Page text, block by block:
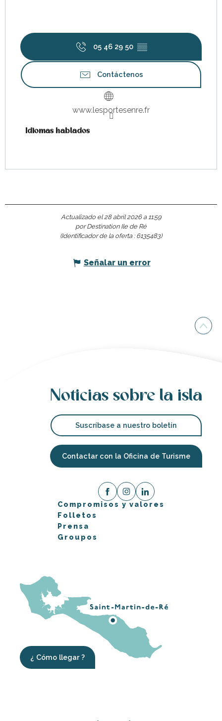
05 46 29 50 ▒▒
Contáctenos
www.lesportesenre.fr
Idiomas hablados
Idiomas hablados
Actualizado el 28 abril 2026 a 11:59
por Destination Ile de Ré
(Identificador de la oferta : 6135483)
Señalar un error
Noticias sobre la isla
Suscríbase a nuestro boletín
Contactar con la Oficina de Turisme
Compromisos y valores
Folletos
Prensa
Groupos
¿ Cómo llegar ?